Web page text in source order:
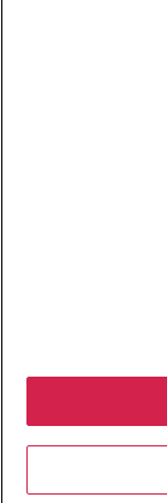
Votre compte